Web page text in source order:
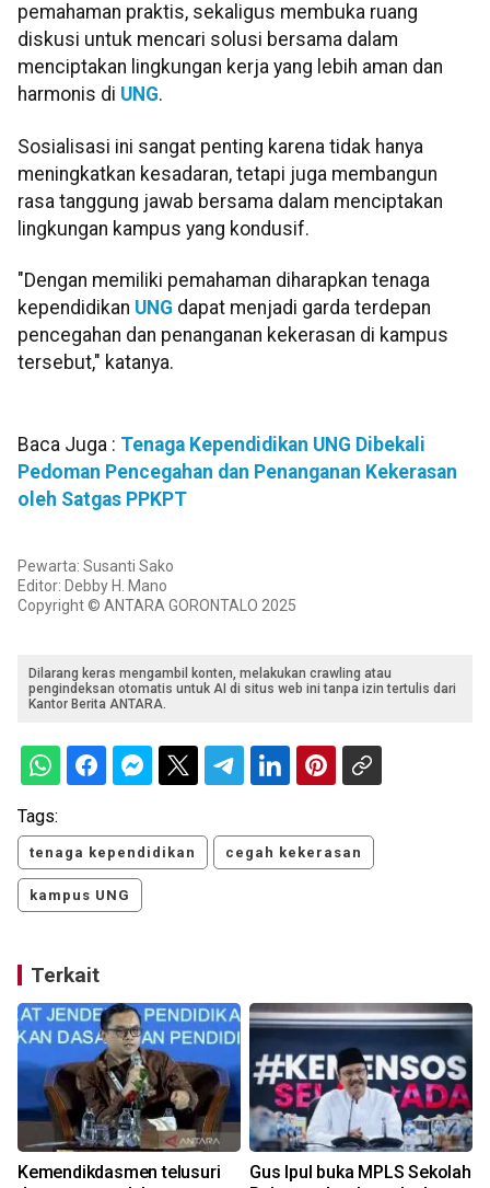
pemahaman praktis, sekaligus membuka ruang
diskusi untuk mencari solusi bersama dalam
menciptakan lingkungan kerja yang lebih aman dan
harmonis di UNG.
Sosialisasi ini sangat penting karena tidak hanya
meningkatkan kesadaran, tetapi juga membangun
rasa tanggung jawab bersama dalam menciptakan
lingkungan kampus yang kondusif.
"Dengan memiliki pemahaman diharapkan tenaga
kependidikan UNG dapat menjadi garda terdepan
pencegahan dan penanganan kekerasan di kampus
tersebut," katanya.
Baca Juga : Tenaga Kependidikan UNG Dibekali
Pedoman Pencegahan dan Penanganan Kekerasan
oleh Satgas PPKPT
Pewarta: Susanti Sako
Editor: Debby H. Mano
Copyright © ANTARA GORONTALO 2025
Dilarang keras mengambil konten, melakukan crawling atau
pengindeksan otomatis untuk AI di situs web ini tanpa izin tertulis dari
Kantor Berita ANTARA.
Tags:
tenaga kependidikan cegah kekerasan
kampus UNG
Terkait
Kemendikdasmen telusuri
Gus Ipul buka MPLS Sekolah